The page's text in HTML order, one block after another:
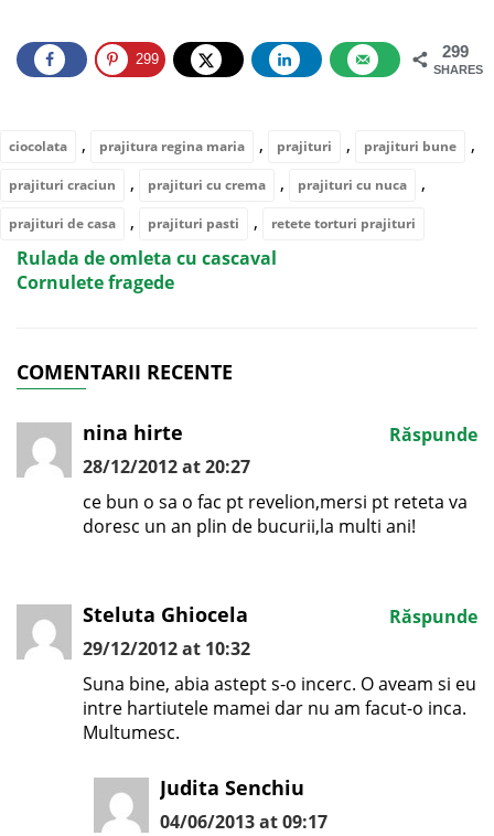
299
SHARES
299
ciocolata , prajitura regina maria , prajituri , prajituri bune ,
prajituri craciun , prajituri cu crema , prajituri cu nuca ,
prajituri de casa , prajituri pasti , retete torturi prajituri
Rulada de omleta cu cascaval
Cornulete fragede
COMENTARII RECENTE
nina hirte
28/12/2012 at 20:27
ce bun o sa o fac pt revelion,mersi pt reteta va
doresc un an plin de bucurii,la multi ani!
Răspunde
Steluta Ghiocela
29/12/2012 at 10:32
Suna bine, abia astept s-o incerc. O aveam si eu
intre hartiutele mamei dar nu am facut-o inca.
Multumesc.
Răspunde
Judita Senchiu
04/06/2013 at 09:17